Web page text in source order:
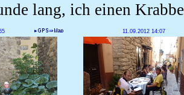
lang, ich einen
11.09.2012 14:07